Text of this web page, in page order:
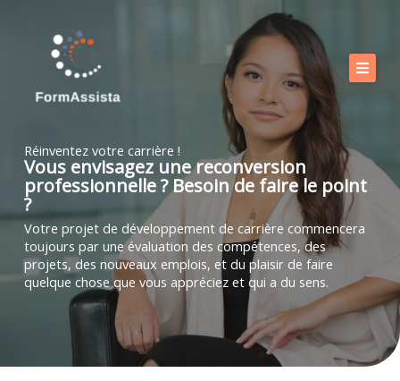
Calendrier
Nos formations
Nos offres
Vous accompagner
Boutique
FAQ
Blog
Réinventez votre carrière !
Vous envisagez une reconversion
professionnelle ? Besoin de faire le point
?
Votre projet de développement de carrière commencera
toujours par une évaluation des compétences, des
projets, des nouveaux emplois, et du plaisir de faire
quelque chose que vous appréciez et qui a du sens.